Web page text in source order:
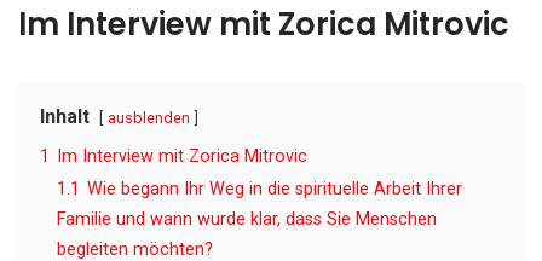
Im Interview mit Zorica Mitrovic
Inhalt ausblenden
1
Im Interview mit Zorica Mitrovic
1.1 Wie begann Ihr Weg in die spirituelle Arbeit Ihrer
Familie und wann wurde klar, dass Sie Menschen
begleiten möchten?